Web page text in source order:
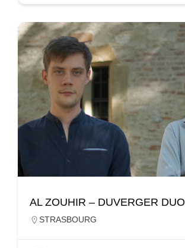
AL ZOUHIR – DUVERGER DUO
STRASBOURG